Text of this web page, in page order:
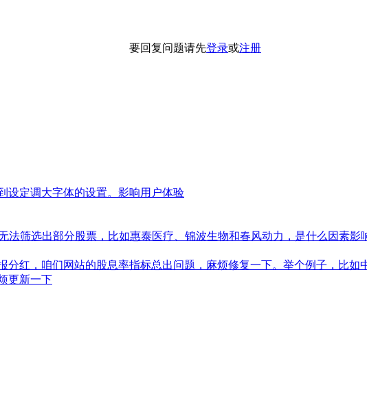
要回复问题请先登录或注册
设定调大字体的设置。影响用户体验
法筛选出部分股票，比如惠泰医疗、锦波生物和春风动力，是什么因素影
分红，咱们网站的股息率指标总出问题，麻烦修复一下。举个例子，比
更新一下